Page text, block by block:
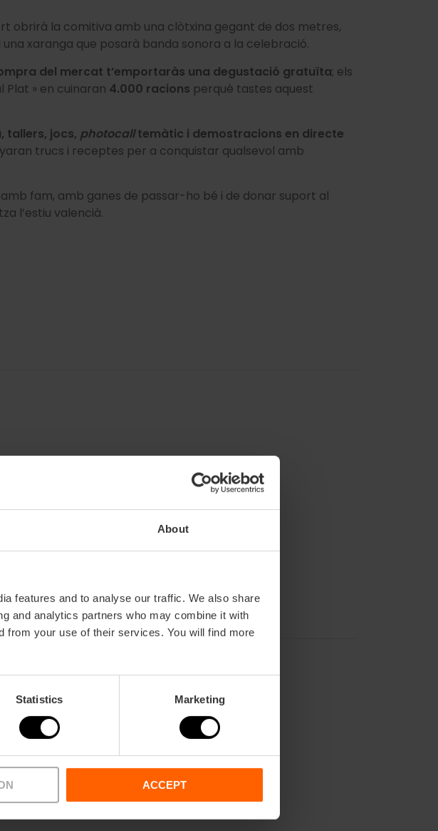
About
features and to analyse our traffic. We also share
and analytics partners who may combine it with
from your use of their services. You will find more
Statistics Marketing
ACCEPT
obrirà la comitiva amb una clòtxina gegant de dos metres,
xaranga que posarà banda sonora a la celebració.
del mercat t’emportaràs una degustació gratuïta; els
Plat » en cuinaran 4.000 racions perquè tastes aquest
tallers, jocs, photocalltemàtic i demostracions en directe
trucs i receptes per a conquistar qualsevol amb
amb fam, amb ganes de passar-ho bé i de donar suport al
l’estiu valencià.
Bus
32,99